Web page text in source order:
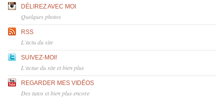
DÉLIREZ AVEC MOI
Quelques photos
RSS
L'actu du site
SUIVEZ-MOI!
L'actue du site et bien plus
REGARDER MES VIDÉOS
Des tutos et bien plus encore